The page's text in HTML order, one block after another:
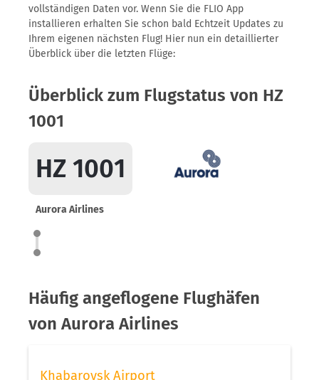
vollständigen Daten vor. Wenn Sie die FLIO App
installieren erhalten Sie schon bald Echtzeit Updates zu
Ihrem eigenen nächsten Flug! Hier nun ein detaillierter
Überblick über die letzten Flüge:
Überblick zum Flugstatus von HZ
1001
HZ 1001
Aurora Airlines
Häufig angeflogene Flughäfen
von Aurora Airlines
Khabarovsk Airport